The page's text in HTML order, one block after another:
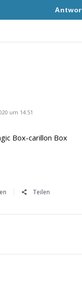
um 14:51
Box-carillon Box
Teilen